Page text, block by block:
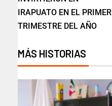
IRAPUATO EN EL PRIMER
TRIMESTRE DEL AÑO
MÁS HISTORIAS